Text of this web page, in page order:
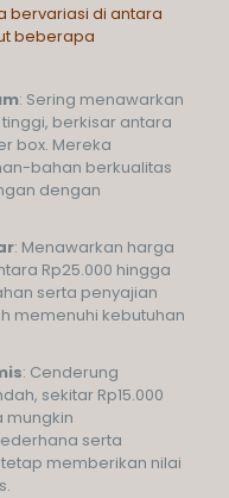
bervariasi di antara
beberapa
: Sering menawarkan
berkisar antara
box. Mereka
bahan berkualitas
dengan
: Menawarkan harga
Rp25.000 hingga
serta penyajian
memenuhi kebutuhan
: Cenderung
sekitar Rp15.000
mungkin
serta
memberikan nilai